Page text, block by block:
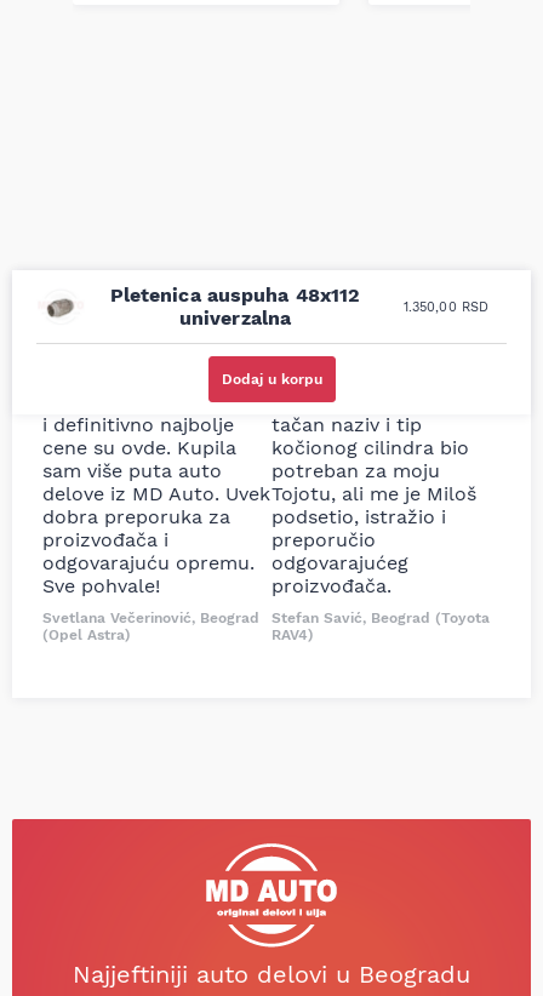
Pletenica auspuha 48x112
univerzalna
1.350,00 RSD
Dodaj u korpu
Uporedila sam sve
prodavnice auto delova
i definitivno najbolje
cene su ovde. Kupila
sam više puta auto
delove iz MD Auto. Uvek
dobra preporuka za
proizvođača i
odgovarajuću opremu.
Sve pohvale!
Svetlana Večerinović, Beograd
(Opel Astra)
Odlična usluga i
ljubazni prodavci.
Nisam bio siguran koji je
tačan naziv i tip
kočionog cilindra bio
potreban za moju
Tojotu, ali me je Miloš
podsetio, istražio i
preporučio
odgovarajućeg
proizvođača.
Stefan Savić, Beograd (Toyota
RAV4)
Najjeftiniji auto delovi u Beogradu